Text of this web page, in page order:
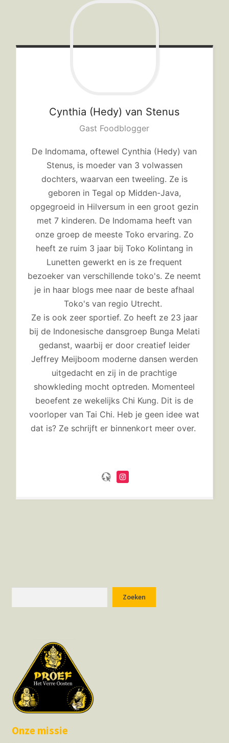
Cynthia (Hedy) van Stenus
Gast Foodblogger
De Indomama, oftewel Cynthia (Hedy) van
Stenus, is moeder van 3 volwassen
dochters, waarvan een tweeling. Ze is
geboren in Tegal op Midden-Java,
opgegroeid in Hilversum in een groot gezin
met 7 kinderen. De Indomama heeft van
onze groep de meeste Toko ervaring. Zo
heeft ze ruim 3 jaar bij Toko Kolintang in
Lunetten gewerkt en is ze frequent
bezoeker van verschillende toko's. Ze neemt
je in haar blogs mee naar de beste afhaal
Toko's van regio Utrecht.
Ze is ook zeer sportief. Zo heeft ze 23 jaar
bij de Indonesische dansgroep Bunga Melati
gedanst, waarbij er door creatief leider
Jeffrey Meijboom moderne dansen werden
uitgedacht en zij in de prachtige
showkleding mocht optreden. Momenteel
beoefent ze wekelijks Chi Kung. Dit is de
voorloper van Tai Chi. Heb je geen idee wat
dat is? Ze schrijft er binnenkort meer over.
Zoeken
Onze missie